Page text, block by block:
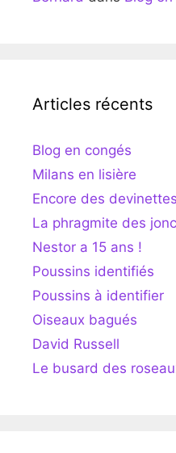
Articles récents
Blog en congés
Milans en lisière
Encore des
La phragmite des
Nestor a 15 ans !
Poussins identifiés
Poussins à identifier
Oiseaux bagués
David Russell
Le busard des